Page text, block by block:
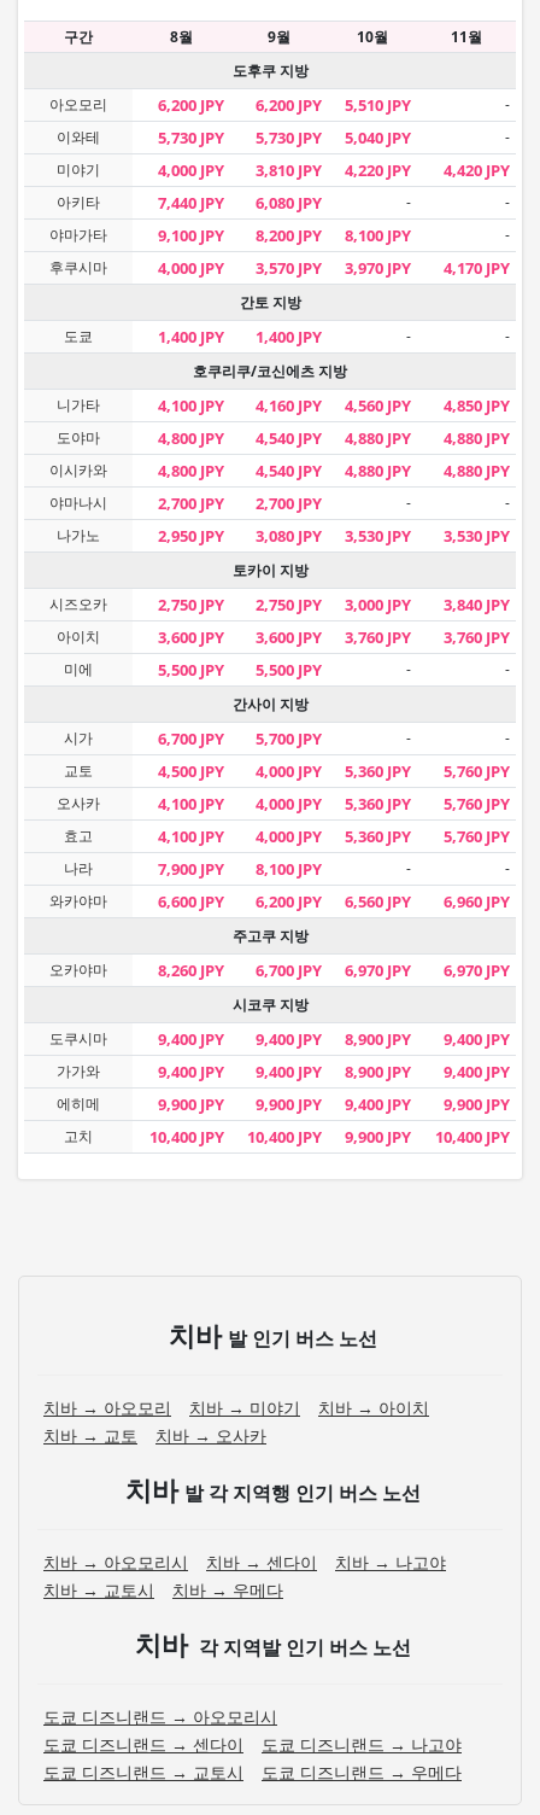
구간 8월 9월 10월
11월
도후쿠 지방
아오모리
6,200 JPY 6,200 JPY 5,510 JPY
-
이와테
5,730 JPY 5,730 JPY 5,040 JPY
-
미야기
4,000 JPY 3,810 JPY 4,220 JPY 4,420 JPY
아키타 7,440 JPY 6,080 JPY -
-
야마가타
9,100 JPY 8,200 JPY 8,100 JPY
-
후쿠시마
4,000 JPY 3,570 JPY 3,970 JPY 4,170 JPY
간토 지방
도쿄
1,400 JPY 1,400 JPY -
-
호쿠리쿠/코신에츠 지방
니가타
4,100 JPY 4,160 JPY 4,560 JPY 4,850 JPY
도야마 4,800 JPY 4,540 JPY 4,880 JPY 4,880 JPY
이시카와 4,800 JPY 4,540 JPY 4,880 JPY 4,880 JPY
야마나시 2,700 JPY 2,700 JPY -
-
나가노
2,950 JPY 3,080 JPY 3,530 JPY 3,530 JPY
토카이 지방
시즈오카
2,750 JPY 2,750 JPY 3,000 JPY 3,840 JPY
아이치 3,600 JPY 3,600 JPY 3,760 JPY 3,760 JPY
미에 5,500 JPY 5,500 JPY -
-
간사이 지방
시가
6,700 JPY 5,700 JPY -
-
교토
4,500 JPY 4,000 JPY 5,360 JPY 5,760 JPY
오사카 4,100 JPY 4,000 JPY 5,360 JPY 5,760 JPY
효고 4,100 JPY 4,000 JPY 5,360 JPY 5,760 JPY
나라 7,900 JPY 8,100 JPY -
-
와카야마
6,600 JPY 6,200 JPY 6,560 JPY 6,960 JPY
주고쿠 지방
오카야마
8,260 JPY 6,700 JPY 6,970 JPY 6,970 JPY
시코쿠 지방
도쿠시마
9,400 JPY 9,400 JPY 8,900 JPY 9,400 JPY
가가와 9,400 JPY 9,400 JPY 8,900 JPY 9,400 JPY
에히메 9,900 JPY 9,900 JPY 9,400 JPY 9,900 JPY
고치 10,400 JPY 10,400 JPY 9,900 JPY 10,400 JPY
치바 발 인기 버스 노선
치바 → 아오모리 치바 → 미야기
치바 → 아이치
치바 → 교토
치바 → 오사카
치바 발 각 지역행 인기 버스 노선
치바 → 아오모리시 치바 → 센다이
치바 → 나고야
치바 → 교토시
치바 → 우메다
치바 각 지역발 인기 버스 노선
도쿄 디즈니랜드 → 아오모리시
도쿄 디즈니랜드 → 센다이
도쿄 디즈니랜드 → 나고야
도쿄 디즈니랜드 → 교토시
도쿄 디즈니랜드 → 우메다